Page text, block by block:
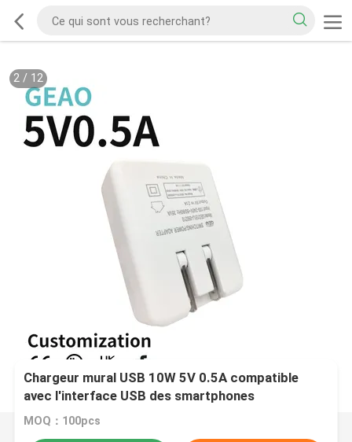
2/ 12
Chargeur mural USB 10W 5V 0.5A compatible
avec l'interface USB des smartphones
MOQ：100pcs